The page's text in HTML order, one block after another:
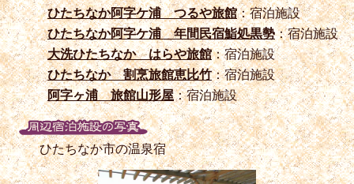
ひたちなか阿字ケ浦 つるや旅館：宿泊施設
ひたちなか阿字ケ浦 年間民宿鮨処黒勢：宿泊施設
大洗ひたちなか はらや旅館：宿泊施設
ひたちなか 割烹旅館恵比竹：宿泊施設
阿字ヶ浦 旅館山形屋：宿泊施設
ひたちなか市の温泉宿